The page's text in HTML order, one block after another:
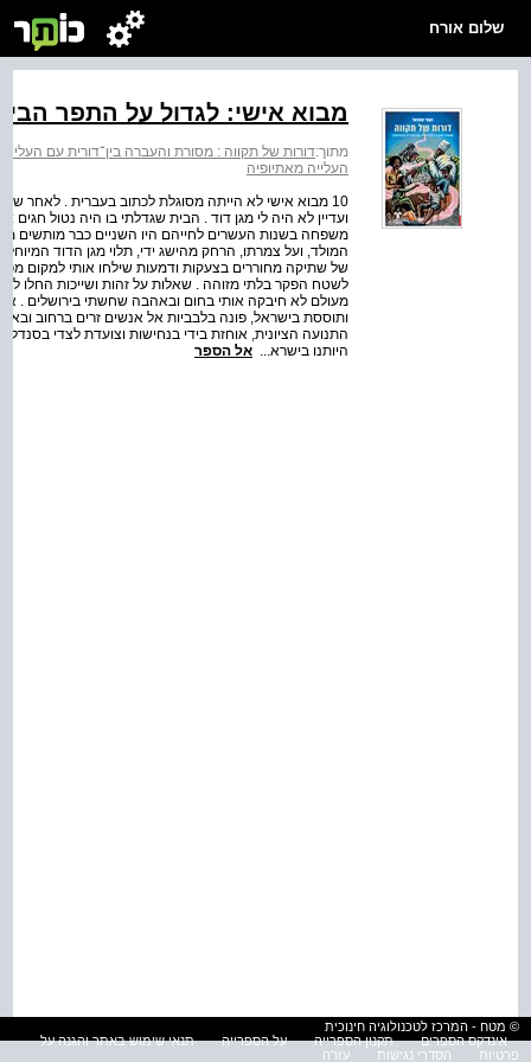
שלום אורח
מבוא אישי: לגדול על התפר
מתוך:דורות של תקווה : מסורת והעברה בין־דורית עם
העלייה מאתיופיה
10 מבוא אישי לא הייתה מסוגלת לכתוב בעברית . לאחר
ועדיין לא היה לי מגן דוד . הבית שגדלתי בו היה נטול חגים
משפחה בשנות העשרים לחייהם היו השניים כבר מותשים
המולד, ועל צמרתו, הרחק מהישג ידי, תלוי מגן הדוד המיוחל .
של שתיקה מחוררים בצעקות ודמעות שילחו אותי למקום
לשטח הפקר בלתי מזוהה . שאלות על זהות ושייכות החלו
מעולם לא חיבקה אותי בחום ובאהבה שחשתי בירושלים .
ותוססת בישראל, פונה בלבביות אל אנשים זרים ברחוב
התנועה הציונית, אוחזת בידי בנחישות וצועדת לצדי
היותנו בישרא... אל הספר
© מטח - המרכז לטכנולוגיה חינוכית
אינדקס הספרים
תקנון הספרייה על הספרייה
תנאי שימוש באתר והגנה על
פרטיות
הסדרי נגישות עזרה